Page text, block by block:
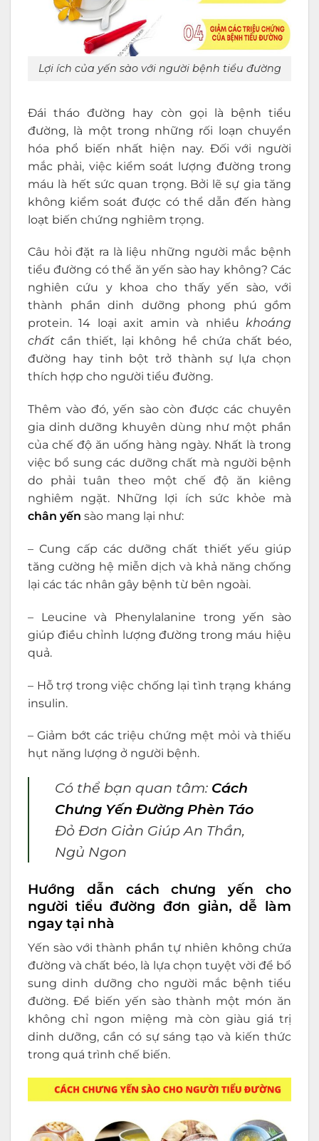
Lợi ích của yến sào với người bệnh tiểu đường
Đái tháo đường hay còn gọi là bệnh tiểu
đường, là một trong những rối loạn chuyển
hóa phổ biến nhất hiện nay. Đối với người
mắc phải, việc kiểm soát lượng đường trong
máu là hết sức quan trọng. Bởi lẽ sự gia tăng
không kiểm soát được có thể dẫn đến hàng
loạt biến chứng nghiêm trọng.
Câu hỏi đặt ra là liệu những người mắc bệnh
tiểu đường có thể ăn yến sào hay không? Các
nghiên cứu y khoa cho thấy yến sào, với
thành phần dinh dưỡng phong phú gồm
protein. 14 loại axit amin và nhiều khoáng
chất cần thiết, lại không hề chứa chất béo,
đường hay tinh bột trở thành sự lựa chọn
thích hợp cho người tiểu đường.
Thêm vào đó, yến sào còn được các chuyên
gia dinh dưỡng khuyên dùng như một phần
của chế độ ăn uống hàng ngày. Nhất là trong
việc bổ sung các dưỡng chất mà người bệnh
do phải tuân theo một chế độ ăn kiêng
nghiêm ngặt. Những lợi ích sức khỏe mà
chân yến sào mang lại như:
– Cung cấp các dưỡng chất thiết yếu giúp
tăng cường hệ miễn dịch và khả năng chống
lại các tác nhân gây bệnh từ bên ngoài.
– Leucine và Phenylalanine trong yến sào
giúp điều chỉnh lượng đường trong máu hiệu
quả.
– Hỗ trợ trong việc chống lại tình trạng kháng
insulin.
– Giảm bớt các triệu chứng mệt mỏi và thiếu
hụt năng lượng ở người bệnh.
Có thể bạn quan tâm: Cách
Chưng Yến Đường Phèn Táo
Đỏ Đơn Giản Giúp An Thần,
Ngủ Ngon
Hướng dẫn cách chưng yến cho
người tiểu đường đơn giản, dễ làm
ngay tại nhà
Yến sào với thành phần tự nhiên không chứa
đường và chất béo, là lựa chọn tuyệt vời để bổ
sung dinh dưỡng cho người mắc bệnh tiểu
đường. Để biến yến sào thành một món ăn
không chỉ ngon miệng mà còn giàu giá trị
dinh dưỡng, cần có sự sáng tạo và kiến thức
trong quá trình chế biến.